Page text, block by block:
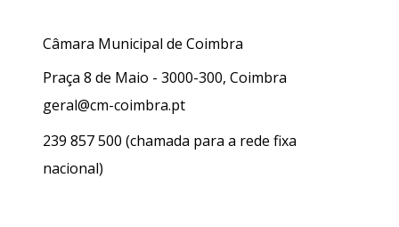
Câmara Municipal de Coimbra
Praça 8 de Maio - 3000-300, Coimbra
geral@cm-coimbra.pt
239 857 500 (chamada para a rede fixa
nacional)